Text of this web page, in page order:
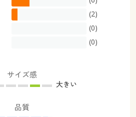
(2)
(0)
(0)
サイズ感
大きい
品質